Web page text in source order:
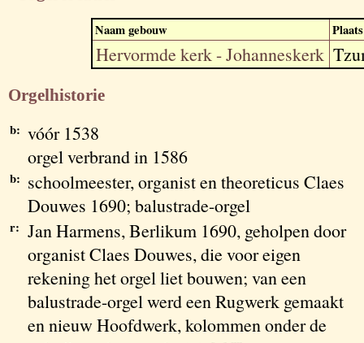
Naam gebouw Plaats
Hervormde kerk - Johanneskerk
Orgelhistorie
b: vóór 1538
orgel verbrand in 1586
b: schoolmeester, organist en theoreticus Claes
Douwes 1690; balustrade-orgel
r: Jan Harmens, Berlikum 1690, geholpen door
organist Claes Douwes, die voor eigen
rekening het orgel liet bouwen; van een
balustrade-orgel werd een Rugwerk gemaakt
en nieuw Hoofdwerk, kolommen onder de